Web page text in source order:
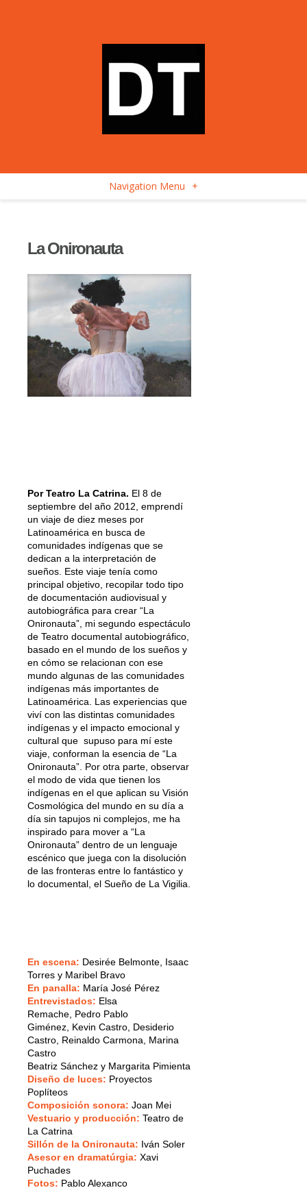
Navigation Menu +
La Onironauta
Por Teatro La Catrina. El 8 de
septiembre del año 2012, emprendí
un viaje de diez meses por
Latinoamérica en busca de
comunidades indígenas que se
dedican a la interpretación de
sueños. Este viaje tenía como
principal objetivo, recopilar todo tipo
de documentación audiovisual y
autobiográfica para crear “La
Onironauta”, mi segundo espectáculo
de Teatro documental autobiográfico,
basado en el mundo de los sueños y
en cómo se relacionan con ese
mundo algunas de las comunidades
indígenas más importantes de
Latinoamérica. Las experiencias que
viví con las distintas comunidades
indígenas y el impacto emocional y
cultural que supuso para mí este
viaje, conforman la esencia de “La
Onironauta”. Por otra parte, observar
el modo de vida que tienen los
indígenas en el que aplican su Visión
Cosmológica del mundo en su día a
día sin tapujos ni complejos, me ha
inspirado para mover a “La
Onironauta” dentro de un lenguaje
escénico que juega con la disolución
de las fronteras entre lo fantástico y
lo documental, el Sueño de La Vigilia.
En escena: Desirée Belmonte, Isaac
Torres y Maribel Bravo
En panalla: María José Pérez
Entrevistados: Elsa
Remache, Pedro Pablo
Giménez, Kevin Castro, Desiderio
Castro, Reinaldo Carmona, Marina
Castro
Beatriz Sánchez y Margarita Pimienta
Diseño de luces: Proyectos
Poplíteos
Composición sonora: Joan Mei
Vestuario y producción: Teatro de
La Catrina
Sillón de la Onironauta: Iván Soler
Asesor en dramatúrgia: Xavi
Puchades
Fotos: Pablo Alexanco